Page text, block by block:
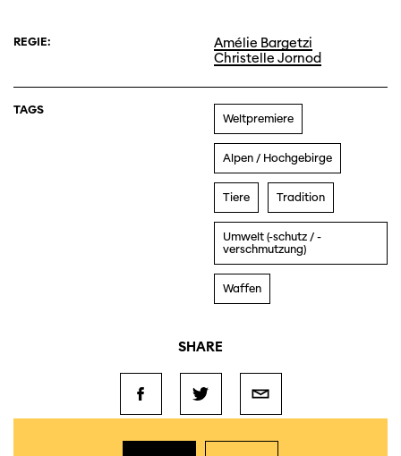
REGIE:
Amélie Bargetzi
Christelle Jornod
TAGS
Weltpremiere
Alpen / Hochgebirge
Tiere Tradition
Umwelt (-schutz / -
verschmutzung)
Waffen
SHARE